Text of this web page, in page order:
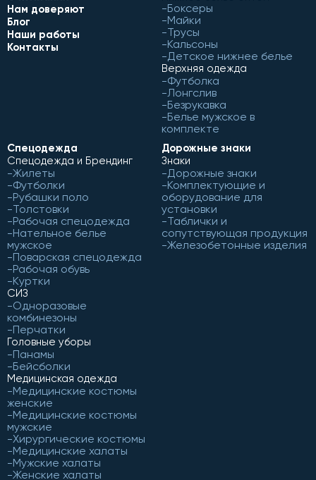
Нам доверяют
Блог
Наши работы
Контакты
Боксеры
Майки
Трусы
Кальсоны
Детское нижнее белье
Верхняя одежда
Футболка
Лонгслив
Безрукавка
Белье мужское в
комплекте
Спецодежда
Спецодежда и Брендинг
Жилеты
Футболки
Рубашки поло
Толстовки
Рабочая спецодежда
Нательное белье
мужское
Поварская спецодежда
Рабочая обувь
Куртки
СИЗ
Одноразовые
комбинезоны
Перчатки
Головные уборы
Панамы
Бейсболки
Медицинская одежда
Медицинские костюмы
женские
Медицинские костюмы
мужские
Хирургические костюмы
Медицинские халаты
Мужские халаты
Женские халаты
Дорожные знаки
Знаки
Дорожные знаки
Комплектующие и
оборудование для
установки
Таблички и
сопутствующая продукция
Железобетонные изделия